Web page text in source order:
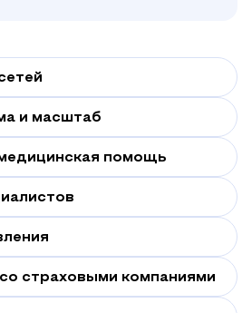
и масштаб
помощь
страховыми компаниями